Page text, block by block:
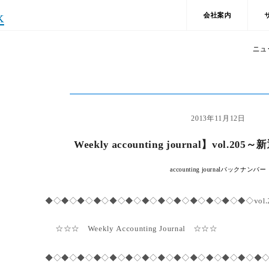
会社案内
ニ
2013年11月12日
Weekly accounting journal】vol.205～新
accounting journalバックナンバー
◆◇◆◇◆◇◆◇◆◇◆◇◆◇◆◇◆◇◆◇◆◇◆◇◆◇vol.205-
☆☆☆ Weekly Accounting Journal ☆☆☆